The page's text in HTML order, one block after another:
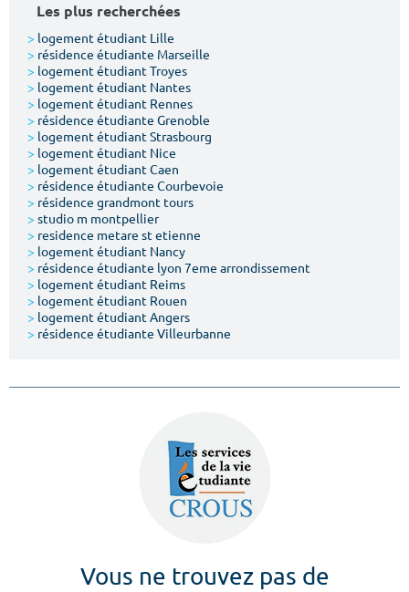
Type de location
Votre date d'entrée
Chercher
Les plus recherchées
> logement étudiant Lille
> résidence étudiante Marseille
> logement étudiant Troyes
> logement étudiant Nantes
> logement étudiant Rennes
> résidence étudiante Grenoble
> logement étudiant Strasbourg
> logement étudiant Nice
> logement étudiant Caen
> résidence étudiante Courbevoie
> résidence grandmont tours
> studio m montpellier
> residence metare st etienne
> logement étudiant Nancy
> résidence étudiante lyon 7eme arrondissement
> logement étudiant Reims
> logement étudiant Rouen
> logement étudiant Angers
> résidence étudiante Villeurbanne
Vous ne trouvez pas de